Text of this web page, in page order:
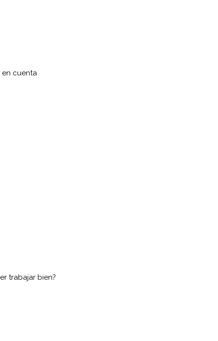
en cuenta
trabajar bien?